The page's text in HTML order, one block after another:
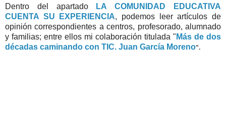
Dentro del apartado
LA COMUNIDAD EDUCATIVA
CUENTA SU EXPERIENCIA, podemos leer artículos de
opinión correspondientes a centros, profesorado, alumnado
y familias; entre ellos mi colaboración titulada " Más de dos
décadas caminando con TIC. Juan García Moreno".